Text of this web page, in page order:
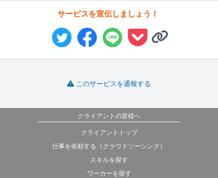
サービスを宣伝しましょう！
このサービスを通報する
クライアントの皆様へ
クライアントトップ
仕事を依頼する（クラウドソーシング）
スキルを探す
ワーカーを探す